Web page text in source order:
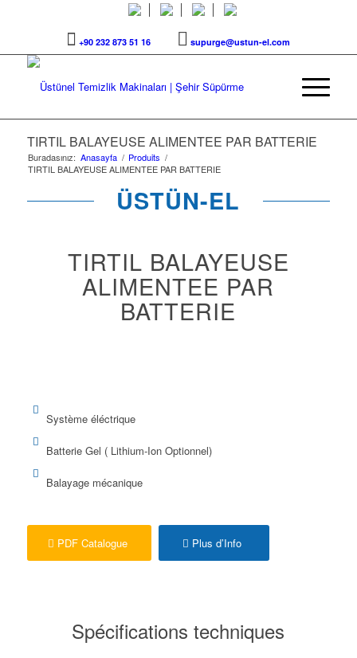
+90 232 873 51 16 supurge@ustun-el.com
TIRTIL BALAYEUSE ALIMENTEE PAR BATTERIE
Buradasınız: Anasayfa / Produits /
TIRTIL BALAYEUSE ALIMENTEE PAR BATTERIE
ÜSTÜN-EL
TIRTIL BALAYEUSE
ALIMENTEE PAR
BATTERIE
Système éléctrique
Batterie Gel ( Lithium-Ion Optionnel)
Balayage mécanique
PDF Catalogue Plus d’Info
Spécifications techniques